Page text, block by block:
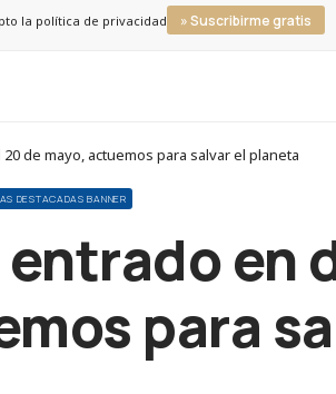
la política de privacidad » Suscribirme gratis
de mayo, actuemos para salvar el planeta
DESTACADAS BANNER
entrado en
para